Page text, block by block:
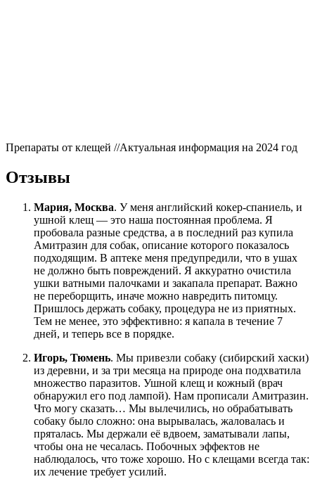
Препараты от клещей //Актуальная информация на 2024 год
Отзывы
Мария, Москва. У меня английский кокер-спаниель, и
ушной клещ — это наша постоянная проблема. Я
пробовала разные средства, а в последний раз купила
Амитразин для собак, описание которого показалось
подходящим. В аптеке меня предупредили, что в ушах
не должно быть повреждений. Я аккуратно очистила
ушки ватными палочками и закапала препарат. Важно
не переборщить, иначе можно навредить питомцу.
Пришлось держать собаку, процедура не из приятных.
Тем не менее, это эффективно: я капала в течение 7
дней, и теперь все в порядке.
Игорь, Тюмень. Мы привезли собаку (сибирский хаски)
из деревни, и за три месяца на природе она подхватила
множество паразитов. Ушной клещ и кожный (врач
обнаружил его под лампой). Нам прописали Амитразин.
Что могу сказать… Мы вылечились, но обрабатывать
собаку было сложно: она вырывалась, жаловалась и
пряталась. Мы держали её вдвоем, заматывали лапы,
чтобы она не чесалась. Побочных эффектов не
наблюдалось, что тоже хорошо. Но с клещами всегда так:
их лечение требует усилий.